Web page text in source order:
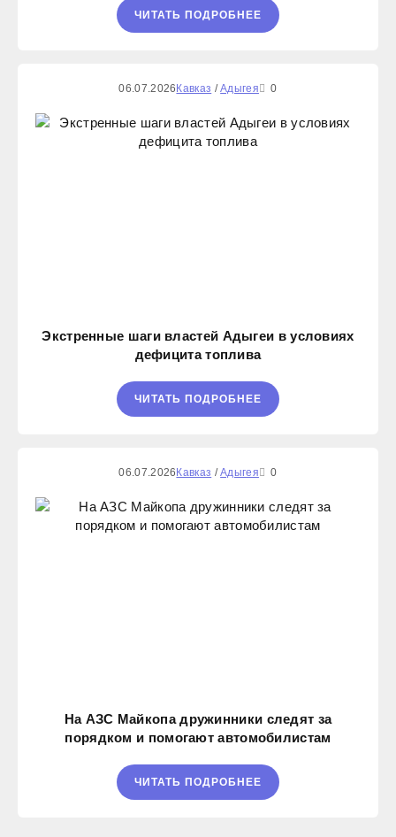
ЧИТАТЬ ПОДРОБНЕЕ
06.07.2026Кавказ /Адыгея 0
Экстренные шаги властей Адыгеи в условиях
дефицита топлива
ЧИТАТЬ ПОДРОБНЕЕ
06.07.2026Кавказ /Адыгея 0
На АЗС Майкопа дружинники следят за
порядком и помогают автомобилистам
ЧИТАТЬ ПОДРОБНЕЕ